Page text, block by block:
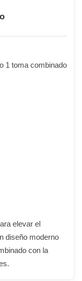
1 toma combinado
elevar el
diseño moderno
con la